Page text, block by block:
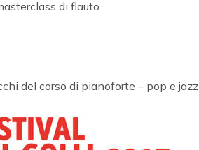
di flauto
del corso di pianoforte – pop e jazz